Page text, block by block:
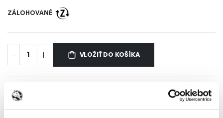
ZÁLOHOVANÉ
VLOŽIŤ DO KOŠÍKA
Zvýhodnená cena
pri odbere 24 ks (kartón) tejto príchute